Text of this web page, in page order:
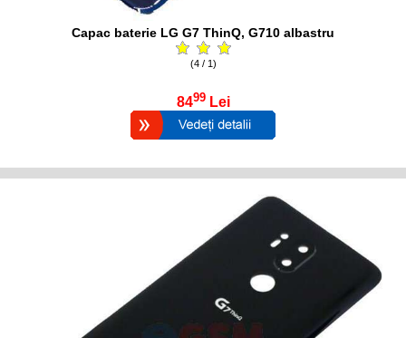
Capac baterie LG G7 ThinQ, G710 albastru
(4 / 1)
8499 Lei